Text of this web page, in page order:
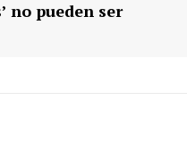
no pueden ser